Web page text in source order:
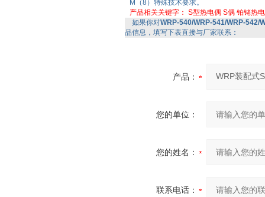
M（8）特殊技术要求。
产品相关关键字： S型热电偶 S偶 铂铑热
如果你对WRP-540/WRP-541/WRP-542/
品信息，填写下表直接与厂家联系：
产品：
您的单位：
您的姓名：
联系电话：